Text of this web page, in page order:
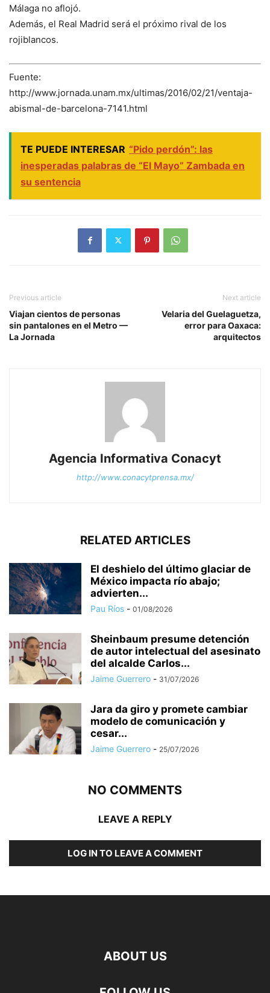
Málaga no aflojó.
Además, el Real Madrid será el próximo rival de los
rojiblancos.
Fuente:
http://www.jornada.unam.mx/ultimas/2016/02/21/ventaja-
abismal-de-barcelona-7141.html
TE PUEDE INTERESAR “Pido perdón”: las
inesperadas palabras de “El Mayo” Zambada en
su sentencia
Previous article
Viajan cientos de personas
sin pantalones en el Metro —
La Jornada
Next article
Velaria del Guelaguetza,
error para Oaxaca:
arquitectos
Agencia Informativa Conacyt
http://www.conacytprensa.mx/
RELATED ARTICLES
El deshielo del último glaciar de
México impacta río abajo;
advierten...
Pau Ríos - 01/08/2026
Sheinbaum presume detención
de autor intelectual del asesinato
del alcalde Carlos...
Jaime Guerrero - 31/07/2026
Jara da giro y promete cambiar
modelo de comunicación y
cesar...
Jaime Guerrero - 25/07/2026
NO COMMENTS
LEAVE A REPLY
LOG IN TO LEAVE A COMMENT
ABOUT US